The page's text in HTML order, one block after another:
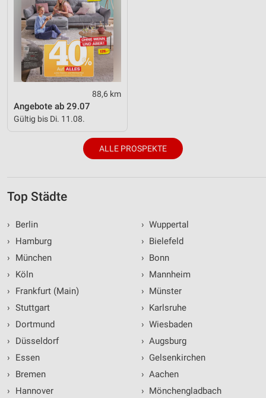
88,6 km
Angebote ab 29.07
Gültig bis Di. 11.08.
ALLE PROSPEKTE
Top Städte
›
Berlin
›
Hamburg
›
München
›
Köln
›
Frankfurt (Main)
› Stuttgart
›
Dortmund
›
Düsseldorf
›
Essen
›
Bremen
›
Hannover
› Wuppertal
› Bielefeld
› Bonn
› Mannheim
› Münster
› Karlsruhe
› Wiesbaden
› Augsburg
› Gelsenkirchen
› Aachen
› Mönchengladbach